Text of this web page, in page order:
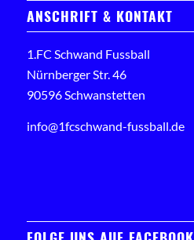
ANSCHRIFT & KONTAKT
1.FC Schwand Fussball
Nürnberger Str. 46
90596 Schwanstetten
info@1fcschwand-fussball.de